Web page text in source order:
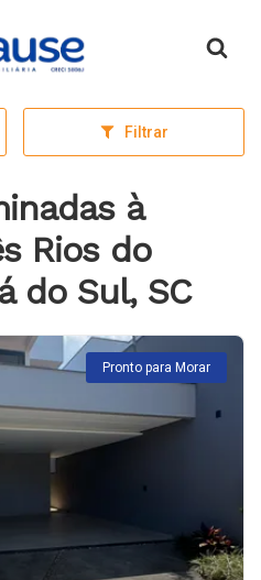
inicial
Filtrar
à
Rios do
do Sul, SC
Pronto para Morar